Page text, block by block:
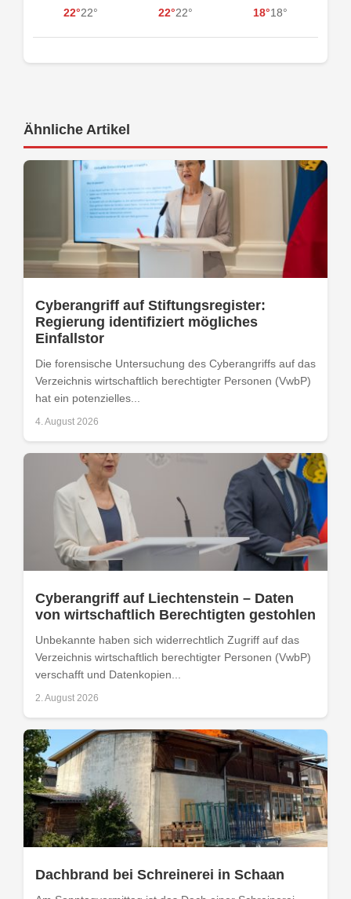
22°22° 22°22° 18°18°
Ähnliche Artikel
Cyberangriff auf Stiftungsregister:
Regierung identifiziert mögliches
Einfallstor
Die forensische Untersuchung des Cyberangriffs auf das
Verzeichnis wirtschaftlich berechtigter Personen (VwbP)
hat ein potenzielles...
4. August 2026
Cyberangriff auf Liechtenstein – Daten
von wirtschaftlich Berechtigten gestohlen
Unbekannte haben sich widerrechtlich Zugriff auf das
Verzeichnis wirtschaftlich berechtigter Personen (VwbP)
verschafft und Datenkopien...
2. August 2026
Dachbrand bei Schreinerei in Schaan